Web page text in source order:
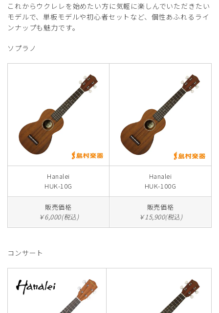
これからウクレレを始めたい方に気軽に楽しんでいただきたい
モデルで、単板モデルや初心者セットなど、個性あふれるライ
ンナップも魅力です。
ソプラノ
Hanalei
HUK-10G
Hanalei
HUK-100G
販売価格
￥6,000(税込)
販売価格
￥15,900(税込)
コンサート